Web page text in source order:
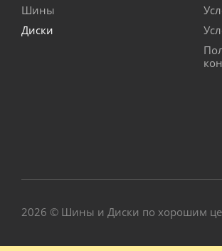
Шины
Диски
2026 © Шины и Диски по хорошим